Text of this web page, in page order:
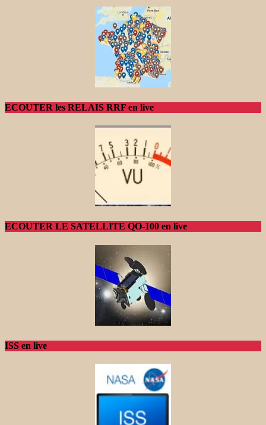
ECOUTER les RELAIS RRF en live
ECOUTER LE SATELLITE QO-100 en live
ISS en live